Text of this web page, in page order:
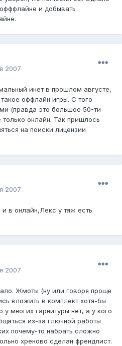
и добывать
2007
инет в прошлом августе,
оффлайн игры. С того
(правда это большое 50-ти
только онлайн. Так пришлось
на поиски лицензии
2007
в онлайн,Лекс у тяж есть
2007
Жмоты (ну или говоря проще
вложить в комплект хотя-бы
у многих гарнитуры нет, а у кого
из-за глючной работы
почему-то набрать сложно
хреново сделан френдлист.